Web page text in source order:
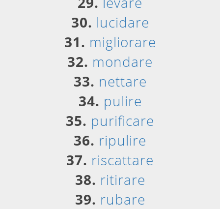
30. lucidare
31. migliorare
32. mondare
33. nettare
34. pulire
35. purificare
36. ripulire
37. riscattare
38. ritirare
39. rubare